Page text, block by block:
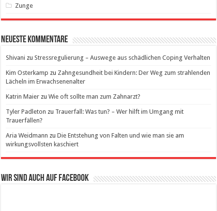
Zunge
Neueste Kommentare
Shivani zuStressregulierung – Auswege aus schädlichen Coping Verhalten
Kim Osterkamp zu Zahngesundheit bei Kindern: Der Weg zum strahlenden
Lächeln im Erwachsenenalter
Katrin Maier zuWie oft sollte man zum Zahnarzt?
Tyler Padleton zu Trauerfall: Was tun? – Wer hilft im Umgang mit
Trauerfällen?
Aria Weidmann zuDie Entstehung von Falten und wie man sie am
wirkungsvollsten kaschiert
Wir sind auch auf Facebook